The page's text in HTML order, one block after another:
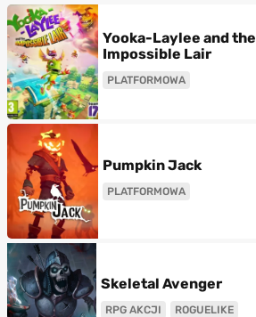
Yooka-Laylee and the
Impossible Lair
PLATFORMOWA
Pumpkin Jack
PLATFORMOWA
Skeletal Avenger
RPG AKCJI ROGUELIKE